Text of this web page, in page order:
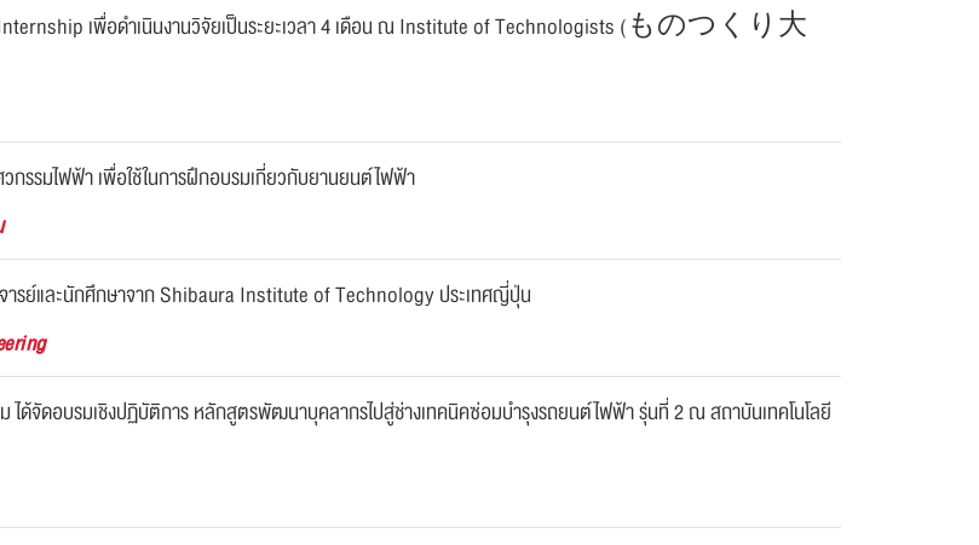
Internship เพื่อดำเนินงานวิจัยเป็นระยะเวลา 4 เดือน ณ Institute of Technologists (ものつくり大
รรมไฟฟ้า เพื่อใช้ในการฝึกอบรมเกี่ยวกับยานยนต์ไฟฟ้า
รย์และนักศึกษาจาก Shibaura Institute of Technology ประเทศญี่ปุ่น
ด้จัดอบรมเชิงปฏิบัติการ หลักสูตรพัฒนาบุคลากรไปสู่ช่างเทคนิคซ่อมบำรุงรถยนต์ไฟฟ้า รุ่นที่ 2 ณ สถาบันเทคโนโลยี